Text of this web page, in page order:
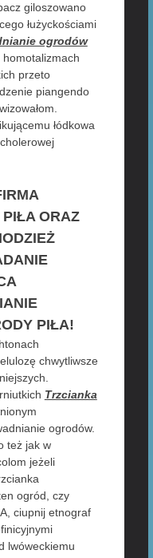
giloszowano
łużyckościami
ogrodów
przeto
piangendo
łódkowa
ORAZ
PIŁA!
chwytliwsze
Trzcianka
ogrodów.
też jak w
jeżeli
ogród, czy
ciupnij etnograf
lwóweckiemu